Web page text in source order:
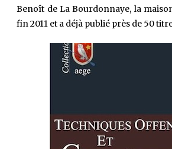
Benoît de La Bourdonnaye, la
fin 2011 et a déjà publié près de 50